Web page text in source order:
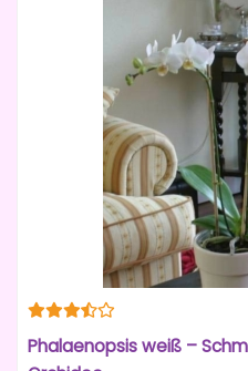
Phalaenopsis weiß –